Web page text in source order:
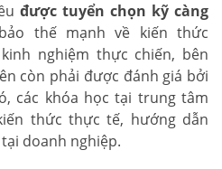
được tuyển chọn kỹ càng
thế mạnh về kiến thức
nghiệm thực chiến, bên
còn phải được đánh giá bởi
các khóa học tại trung tâm
thức thực tế, hướng dẫn
doanh nghiệp.